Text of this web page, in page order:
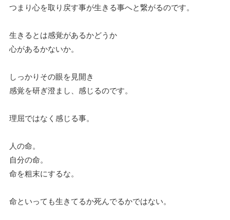
つまり心を取り戻す事が生きる事へと繋がるのです。
生きるとは感覚があるかどうか
心があるかないか。
しっかりその眼を見開き
感覚を研ぎ澄まし、感じるのです。
理屈ではなく感じる事。
人の命。
自分の命。
命を粗末にするな。
命といっても生きてるか死んでるかではない。